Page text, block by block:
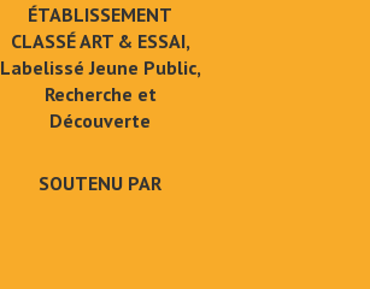
ÉTABLISSEMENT
CLASSÉ ART & ESSAI,
Labelissé Jeune Public,
Recherche et
Découverte
SOUTENU PAR